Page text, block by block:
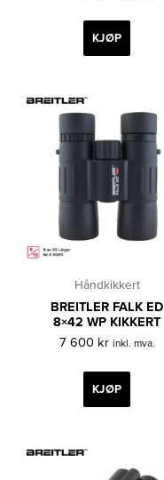
KJØP
Håndkikkert
BREITLER FALK ED
8×42 WP KIKKERT
7 600 kr inkl. mva.
KJØP